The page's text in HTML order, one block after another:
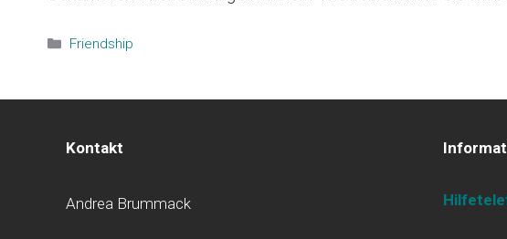
Kategorien
Friendship
Kontakt
Andrea Brummack